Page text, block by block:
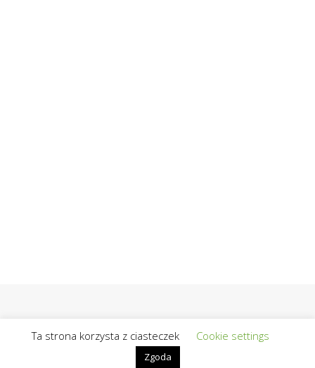
@2019 - Wszelkie prawa zastrzeżone | Realizacja / Hosting:
Ta strona korzysta z ciasteczek Cookie settings
Zgoda